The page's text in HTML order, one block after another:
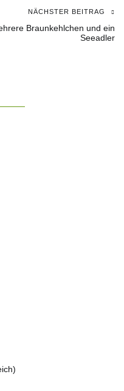
NÄCHSTER BEITRAG
Braunkehlchen und ein
Seeadler